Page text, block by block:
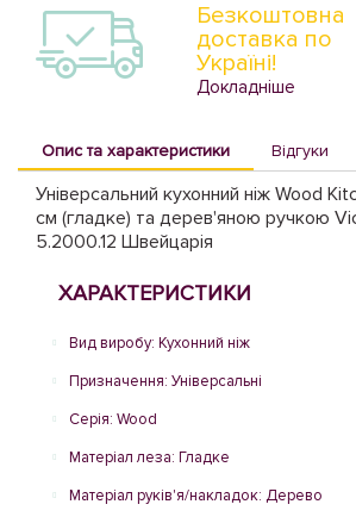
Безкоштовна
доставка по
Україні!
Докладніше
Опис та характеристики Відгуки
Універсальний кухонний ніж Wood
см (гладке) та дерев'яною ручкою
5.2000.12 Швейцарія
ХАРАКТЕРИСТИКИ
Вид виробу: Кухонний ніж
Призначення: Універсальні
Серія: Wood
Матеріал леза: Гладке
Матеріал руків'я/накладок: Дерево